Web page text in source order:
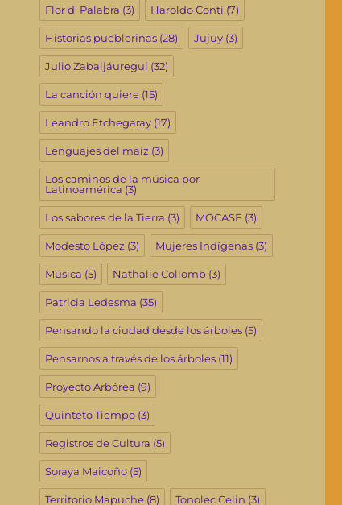
Flor d' Palabra (3) Haroldo Conti (7)
Historias pueblerinas(28) Jujuy(3)
Julio Zabaljáuregui (32)
La canción quiere(15)
Leandro Etchegaray(17)
Lenguajes del maíz (3)
Los caminos de la música por
Latinoamérica (3)
Los sabores de la Tierra (3) MOCASE (3)
Modesto López (3) Mujeres Indígenas(3)
Música (5) Nathalie Collomb(3)
Patricia Ledesma (35)
Pensando la ciudad desde los árboles(5)
Pensarnos a través de los árboles(11)
Proyecto Arbórea (9)
Quinteto Tiempo(3)
Registros de Cultura (5)
Soraya Maicoño(5)
Territorio Mapuche(8) Tonolec Celin (3)